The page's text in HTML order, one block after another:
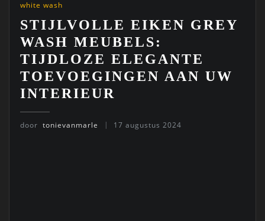
white wash
STIJLVOLLE EIKEN GREY
WASH MEUBELS:
TIJDLOZE ELEGANTE
TOEVOEGINGEN AAN UW
INTERIEUR
door tonievanmarle 17 augustus 2024